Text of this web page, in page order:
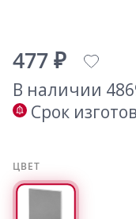
477 ₽
В наличии
Срок
ЦВЕТ